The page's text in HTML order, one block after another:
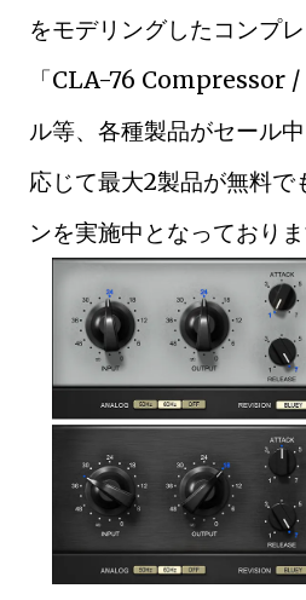
をモデリングしたコンプ
「CLA-76 Compressor
ル等、各種製品がセール
応じて最大2製品が無料で
ンを実施中となっておりま